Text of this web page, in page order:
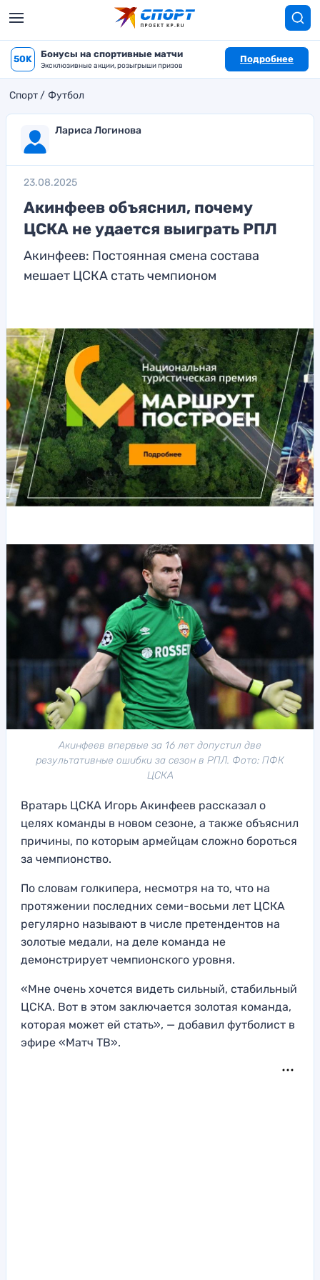
50K Бонусы на спортивные матчи
Эксклюзивные акции, розыгрыши призов
Подробнее
Спорт Футбол
Лариса Логинова
23.08.2025
Акинфеев объяснил, почему
ЦСКА не удается выиграть РПЛ
Акинфеев: Постоянная смена состава
мешает ЦСКА стать чемпионом
Акинфеев впервые за 16 лет допустил две
результативные ошибки за сезон в РПЛ. Фото: ПФК
ЦСКА
Вратарь ЦСКА Игорь Акинфеев рассказал о
целях команды в новом сезоне, а также объяснил
причины, по которым армейцам сложно бороться
за чемпионство.
По словам голкипера, несмотря на то, что на
протяжении последних семи-восьми лет ЦСКА
регулярно называют в числе претендентов на
золотые медали, на деле команда не
демонстрирует чемпионского уровня.
«Мне очень хочется видеть сильный, стабильный
ЦСКА. Вот в этом заключается золотая команда,
которая может ей стать», — добавил футболист в
эфире «Матч ТВ».